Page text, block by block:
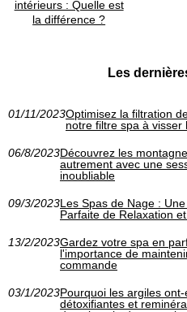
intérieurs : Quelle est
la différence ?
Les
01/11/2023Optimisez la filtration
notre filtre spa à visser
06/8/2023Découvrez les
autrement avec une
inoubliable
09/3/2023Les Spas de Nage :
Parfaite de Relaxation
13/2/2023Gardez votre spa en
l'importance de
commande
03/1/2023Pourquoi les argiles
détoxifiantes et